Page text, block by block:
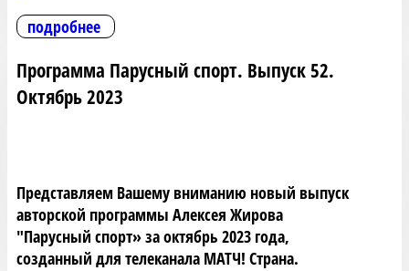
подробнее
Программа Парусный спорт. Выпуск 52.
Октябрь 2023
Представляем Вашему вниманию новый выпуск
авторской программы Алексея Жирова
"Парусный спорт» за октябрь 2023 года,
созданный для телеканала МАТЧ! Страна.